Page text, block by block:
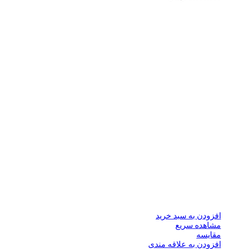
افزودن به سبد خرید
مشاهده سریع
مقایسه
افزودن به علاقه مندی